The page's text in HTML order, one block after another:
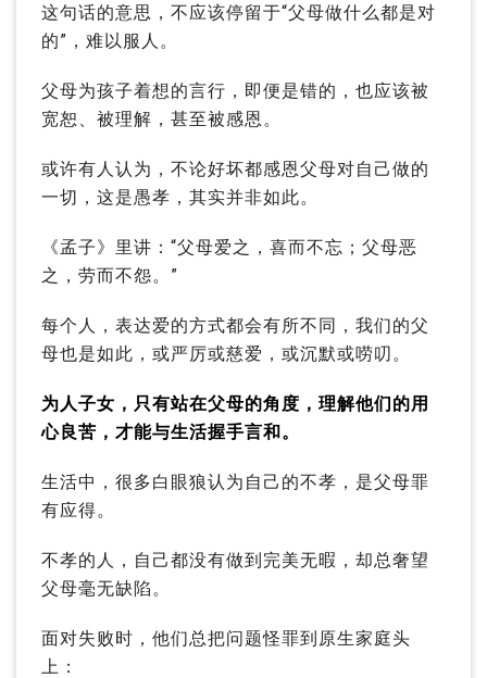
这句话的意思，不应该停留于“父母做什么都是对
的”，难以服人。
父母为孩子着想的言行，即便是错的，也应该被
宽恕、被理解，甚至被感恩。
或许有人认为，不论好坏都感恩父母对自己做的
一切，这是愚孝，其实并非如此。
《孟子》里讲：“父母爱之，喜而不忘；父母恶
之，劳而不怨。”
每个人，表达爱的方式都会有所不同，我们的父
母也是如此，或严厉或慈爱，或沉默或唠叨。
为人子女，只有站在父母的角度，理解他们的用
心良苦，才能与生活握手言和。
生活中，很多白眼狼认为自己的不孝，是父母罪
有应得。
不孝的人，自己都没有做到完美无暇，却总奢望
父母毫无缺陷。
面对失败时，他们总把问题怪罪到原生家庭头
上：